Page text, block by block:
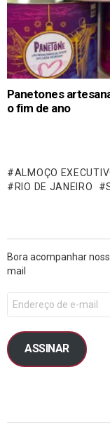
Panetones
o fim de ano
ALMOÇO
RIO DE JANEIRO
Bora acompanhar
mail
ASSINAR